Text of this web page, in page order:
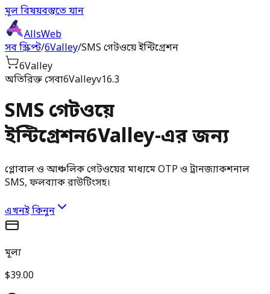
মূল বিষয়বস্তুতে যান
AllsWeb
সব স্ক্রিপ্ট/6Valley/SMS গেটওয়ে ইন্টিগ্রেশন
6Valley
অতিরিক্ত সেবা6Valleyv16.3
SMS গেটওয়ে
ইন্টিগ্রেশন6Valley-এর জন্য
গ্লোবাল ও আঞ্চলিক গেটওয়ের মাধ্যমে OTP ও ট্রানজ্যাকশনাল
SMS, ফলব্যাক রাউটিংসহ।
এখনই কিনুন
মূল্য
$39.00